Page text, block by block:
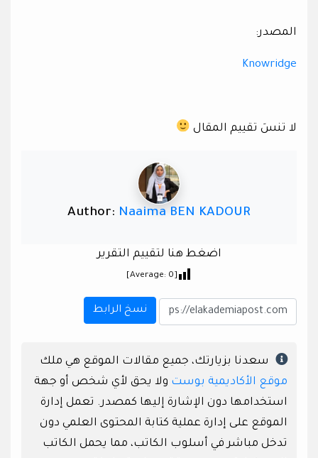
المصدر:
Knowridge
لا تنسَ تقييم المقال
Author: Naaima BEN KADOUR
اضغط هنا لتقييم التقرير
[Average:
0
]
نسخ الرابط
سعدنا بزيارتك، جميع مقالات الموقع هي ملك
موقع الأكاديمية بوست ولا يحق لأي شخص أو جهة
استخدامها دون الإشارة إليها كمصدر. تعمل إدارة
الموقع على إدارة عملية كتابة المحتوى العلمي دون
تدخل مباشر في أسلوب الكاتب، مما يحمل الكاتب